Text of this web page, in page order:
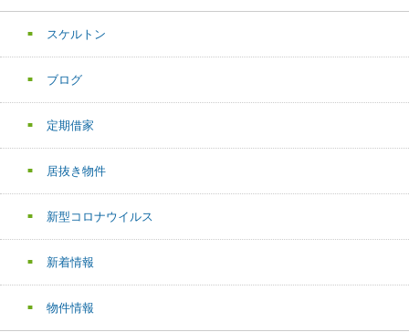
スケルトン
ブログ
定期借家
居抜き物件
新型コロナウイルス
新着情報
物件情報